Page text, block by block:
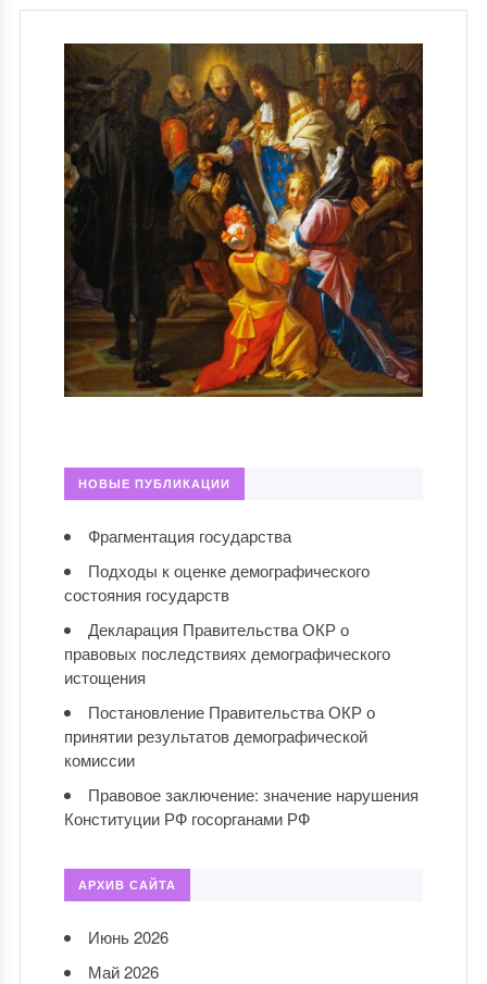
НОВЫЕ ПУБЛИКАЦИИ
Фрагментация государства
Подходы к оценке демографического
состояния государств
Декларация Правительства ОКР о
правовых последствиях демографического
истощения
Постановление Правительства ОКР о
принятии результатов демографической
комиссии
Правовое заключение: значение нарушения
Конституции РФ госорганами РФ
АРХИВ САЙТА
Июнь 2026
Май 2026